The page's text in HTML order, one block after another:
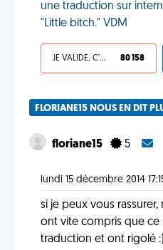
une traduction sur
"Little bitch." VDM
JE VALIDE, C'EST UNE VDM 80 158
FLORIANE15 NOUS EN DIT
floriane15 5
lundi 15 décembre 2014
si je peux vous
ont vite compris que ce
traduction et ont rigolé :)